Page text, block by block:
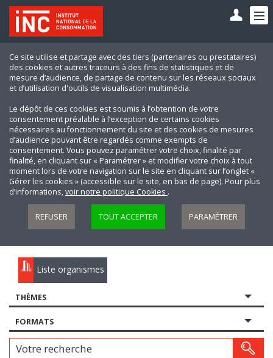
Ce site utilise et partage avec des tiers (partenaires ou prestataires)
des cookies et autres traceurs à des fins de statistiques et de
mesure d’audience, de partage de contenu sur les réseaux sociaux
et d’utilisation d'outils de visualisation multimédia.
Le dépôt de ces cookies est soumis à l’obtention de votre
consentement préalable à l’exception de certains cookies
nécessaires au fonctionnement du site et des cookies de mesures
d’audience pouvant être regardés comme exempts de
consentement. Vous pouvez paramétrer votre choix, finalité par
finalité, en cliquant sur « Paramétrer » et modifier votre choix à tout
moment lors de votre navigation sur le site en cliquant sur l’onglet «
Gérer les cookies » (accessible sur le site, en bas de page). Pour plus
d’informations,voir notre politique Cookies .
REFUSER TOUT ACCEPTER PARAMÉTRER
Liste organismes
THÈMES
FORMATS
Votre recherche